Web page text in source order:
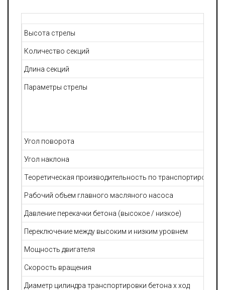
Высота стрелы
Количество секций
Длина секций
Параметры стрелы
Угол поворота
Угол наклона
Теоретическая производительность по транспортировке
Рабочий объем главного масляного насоса
Давление перекачки бетона (высокое / низкое)
Переключение между высоким и низким уровнем
Мощность двигателя
Скорость вращения
Диаметр цилиндра транспортировки бетона х ход